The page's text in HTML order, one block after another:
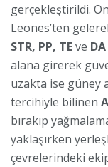
gerçekleştirildi.
Leones’ten
STR, PP, TEve DA
alana girerek
uzakta ise güney
tercihiyle bilinen
bırakıp
yaklaşırken
çevrelerindeki